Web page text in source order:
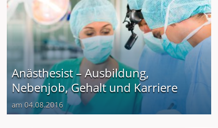
Anästhesist – Ausbildung,
Nebenjob, Gehalt und Karriere
am 04.08.2016